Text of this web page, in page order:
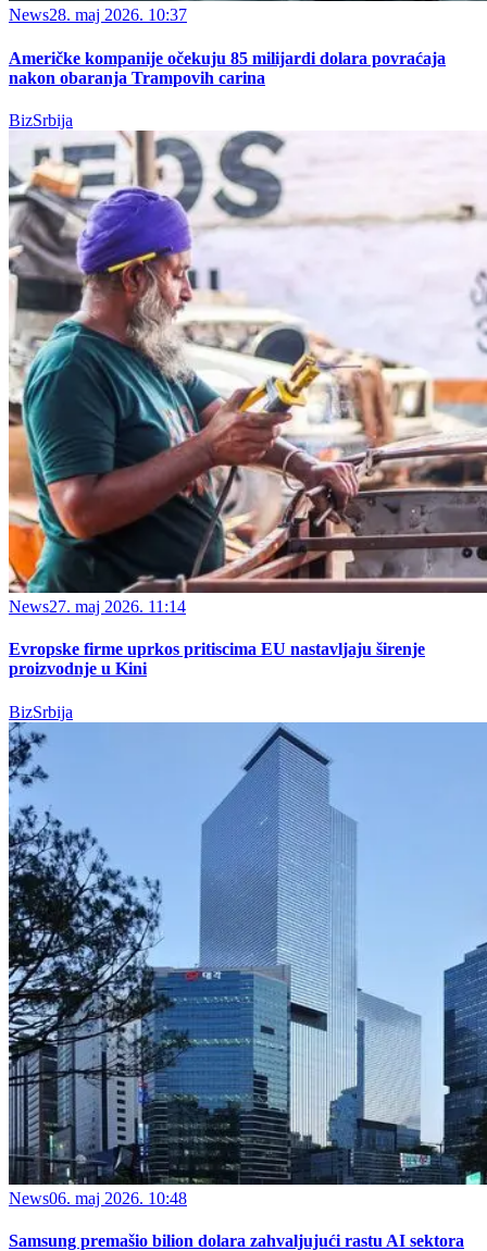
News28. maj 2026. 10:37
Američke kompanije očekuju 85 milijardi dolara povraćaja
nakon obaranja Trampovih carina
BizSrbija
News27. maj 2026. 11:14
Evropske firme uprkos pritiscima EU nastavljaju širenje
proizvodnje u Kini
BizSrbija
News06. maj 2026. 10:48
Samsung premašio bilion dolara zahvaljujući rastu AI sektora